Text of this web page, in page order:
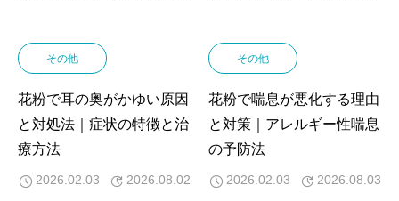
その他
花粉で耳の奥がかゆい原因
と対処法｜症状の特徴と治
療方法
2026.02.03 2026.08.02
その他
花粉で喘息が悪化する理由
と対策｜アレルギー性喘息
の予防法
2026.02.03 2026.08.03